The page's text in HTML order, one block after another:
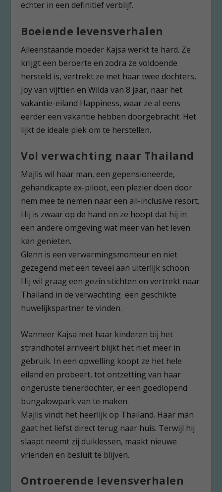
echter in een definitief verblijf.
Boeiende levensverhalen
Alleenstaande moeder Kajsa werkt te hard. Ze
krijgt een beroerte en zodra ze voldoende
hersteld is, vertrekt ze met haar twee dochters,
Joy van vijftien en Wilda van 8 jaar, naar het
vakantie-eiland Happiness, waar ze al eens
eerder een vakantie hebben doorgebracht. Het
lijkt de ideale plek om te herstellen.
Vol verwachting naar Thailand
Majlis wil haar man, een gepensioneerde,
gehandicapte ex-piloot, een plezier doen door
hem mee te nemen naar een all-inclusive resort.
Hij is zwaar op de hand en ze hoopt dat hij in
een andere omgeving wat meer van het leven
kan genieten.
Glenn is een verwarmingsmonteur en niet
gezegend met een teveel aan uiterlijk schoon.
Hij wil graag een gezin stichten en vertrekt naar
Thailand in de verwachting een geschikte
huwelijkspartner te vinden.
Wanneer Kajsa met haar kinderen bij het
strandhotel arriveert blijkt het niet meer in
gebruik. In een opwelling koopt ze het hele
eiland en probeert, tot ontzetting van haar
ongeruste tienerdochter, er een goedlopend
bungalowpark van te maken.
Majlis vindt het heerlijk op Thailand. Haar man
gaat het liefst direct terug naar huis. Terwijl hij
slaapt neemt zij duiklessen, maakt nieuwe
vrienden en besluit te blijven.
Ontroerende levensverhalen